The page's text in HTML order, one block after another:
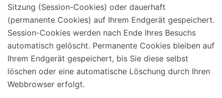
Sitzung (Session-Cookies) oder dauerhaft
(permanente Cookies) auf Ihrem Endgerät gespeichert.
Session-Cookies werden nach Ende Ihres Besuchs
automatisch gelöscht. Permanente Cookies bleiben auf
Ihrem Endgerät gespeichert, bis Sie diese selbst
löschen oder eine automatische Löschung durch Ihren
Webbrowser erfolgt.